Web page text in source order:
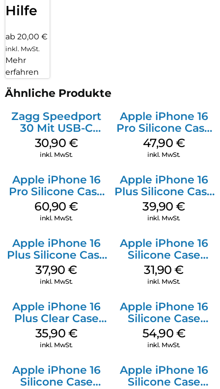
Hilfe
ab 20,00 €
inkl. MwSt.
Mehr
erfahren
Ähnliche Produkte
Zagg Speedport
30 Mit USB-C
Kabel Weiß
30,90 €
inkl. MwSt.
Apple iPhone 16
Pro Silicone Case
MagSafe Denim
47,90 €
inkl. MwSt.
Apple iPhone 16
Pro Silicone Case
MagSafe Stone
Gray
60,90€
inkl. MwSt.
Apple iPhone 16
Plus Silicone Case
MagSafe Plum
39,90€
inkl. MwSt.
Apple iPhone 16
Plus Silicone Case
MagSafe Lake
Green
37,90€
inkl. MwSt.
Apple iPhone 16
Silicone Case
MagSafe Fuchsia
31,90€
inkl. MwSt.
Apple iPhone 16
Plus Clear Case
MagSafe
Transparent
35,90 €
inkl. MwSt.
Apple iPhone 16
Silicone Case
MagSafe Black
54,90 €
inkl. MwSt.
Apple iPhone 16
Silicone Case
Apple iPhone 16
Silicone Case